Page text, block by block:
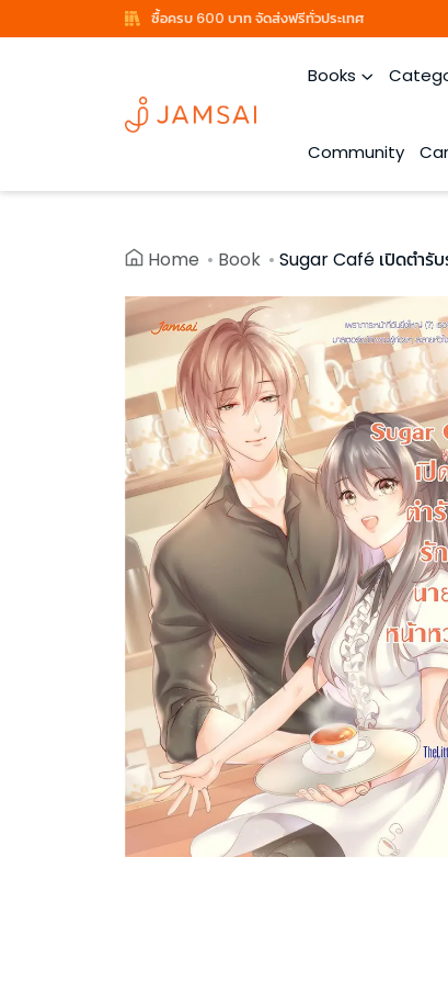
ซื้อครบ 600 บาท จัดส่งฟรีทั่วประเทศ
Books
Community
Home Book Sugar Café เปิดตำรั